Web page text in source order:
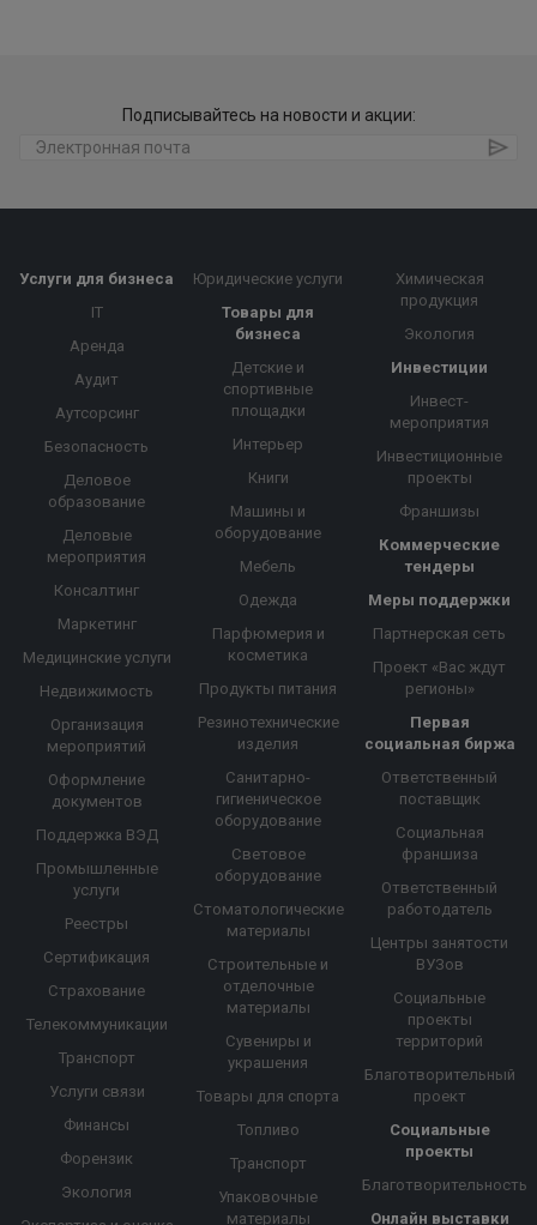
Подписывайтесь на новости и акции:
Услуги для бизнеса
IT
Аренда
Аудит
Аутсорсинг
Безопасность
Деловое
образование
Деловые
мероприятия
Консалтинг
Маркетинг
Медицинские услуги
Недвижимость
Организация
мероприятий
Оформление
документов
Поддержка ВЭД
Промышленные
услуги
Реестры
Сертификация
Страхование
Телекоммуникации
Транспорт
Услуги связи
Финансы
Форензик
Экология
Юридические услуги
Товары для
бизнеса
Детские и
спортивные
площадки
Интерьер
Книги
Машины и
оборудование
Мебель
Одежда
Парфюмерия и
косметика
Продукты питания
Резинотехнические
изделия
Санитарно-
гигиеническое
оборудование
Световое
оборудование
Стоматологические
материалы
Строительные и
отделочные
материалы
Сувениры и
украшения
Товары для спорта
Топливо
Транспорт
Упаковочные
материалы
Химическая
продукция
Экология
Инвестиции
Инвест-
мероприятия
Инвестиционные
проекты
Франшизы
Коммерческие
тендеры
Меры поддержки
Партнерская сеть
Проект «Вас ждут
регионы»
Первая
социальная биржа
Ответственный
поставщик
Социальная
франшиза
Ответственный
работодатель
Центры занятости
ВУЗов
Социальные
проекты
территорий
Благотворительный
проект
Социальные
проекты
Благотворительность
Онлайн выставки